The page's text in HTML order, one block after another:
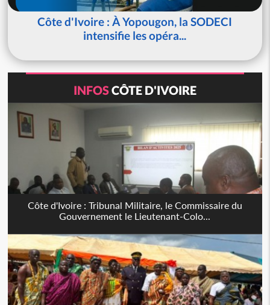
Côte d'Ivoire : À Yopougon, la SODECI
intensifie les opéra...
INFOSCÔTE D'IVOIRE
Côte d'Ivoire : Tribunal Militaire, le Commissaire du
Gouvernement le Lieutenant-Colo...